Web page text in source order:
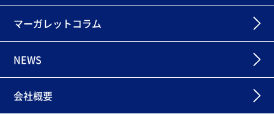
マーガレットコラム
NEWS
会社概要